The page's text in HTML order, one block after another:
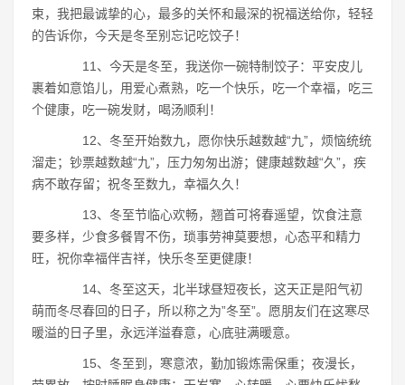
束，我把最诚挚的心，最多的关怀和最深的祝福送给你，轻轻
的告诉你，今天是冬至别忘记吃饺子！
11、今天是冬至，我送你一碗特制饺子：平安皮儿
裹着如意馅儿，用爱心煮熟，吃一个快乐，吃一个幸福，吃三
个健康，吃一碗发财，喝汤顺利！
12、冬至开始数九，愿你快乐越数越“九”，烦恼统统
溜走；钞票越数越“九”，压力匆匆出游；健康越数越“久”，疾
病不敢存留；祝冬至数九，幸福久久！
13、冬至节临心欢畅，翘首可将春遥望，饮食注意
要多样，少食多餐胃不伤，琐事劳神莫要想，心态平和精力
旺，祝你幸福伴吉祥，快乐冬至更健康！
14、冬至这天，北半球昼短夜长，这天正是阳气初
萌而冬尽春回的日子，所以称之为”冬至”。愿朋友们在这寒尽
暖溢的日子里，永远洋溢春意，心底驻满暖意。
15、冬至到，寒意浓，勤加锻炼需保重；夜漫长，